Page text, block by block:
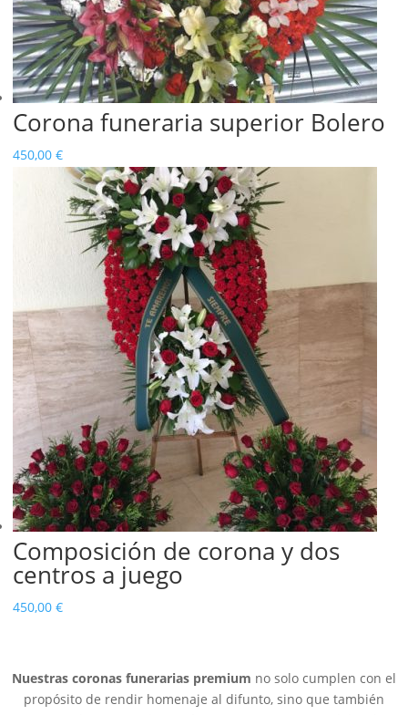
Corona funeraria superior Bolero
450,00 €
Composición de corona y dos
centros a juego
450,00 €
Nuestras coronas funerarias premium no solo cumplen con el
propósito de rendir homenaje al difunto, sino que también